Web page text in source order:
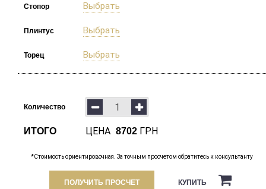
Стопор Выбрать
Плинтус Выбрать
Торец Выбрать
Количество
ИТОГО ЦЕНА 8702 ГРН
*Стоимость ориентировочная. За точным просчетом обратитесь к консультанту
ПОЛУЧИТЬ ПРОСЧЕТ КУПИТЬ